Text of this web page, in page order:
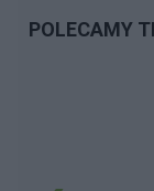
POLECAMY